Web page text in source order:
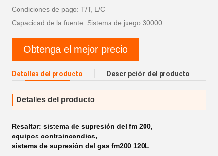
Condiciones de pago: T/T, L/C
Capacidad de la fuente: Sistema de juego 30000
Obtenga el mejor precio
Detalles del producto Descripción del producto
Detalles del producto
Resaltar: sistema de supresión del fm 200,
equipos contraincendios,
sistema de supresión del gas fm200 120L